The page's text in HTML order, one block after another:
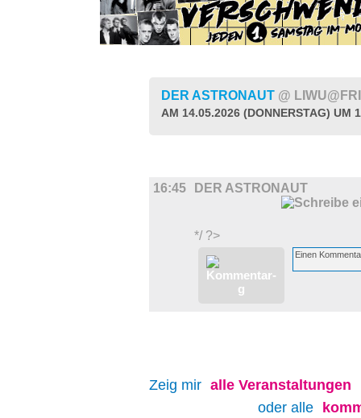
DER ASTRONAUT @
AM 14.05.2026 (DONNERSTAG) UM
16:45 DER ASTRONAUT
*/ ?>
Zeig mir alle Veranstaltungen
oder alle